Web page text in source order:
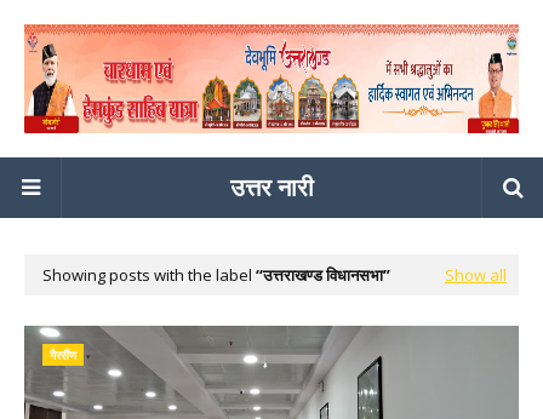
उत्तर नारी
Showing posts with the label उत्तराखण्ड विधानसभा Show all
गैरसैंण